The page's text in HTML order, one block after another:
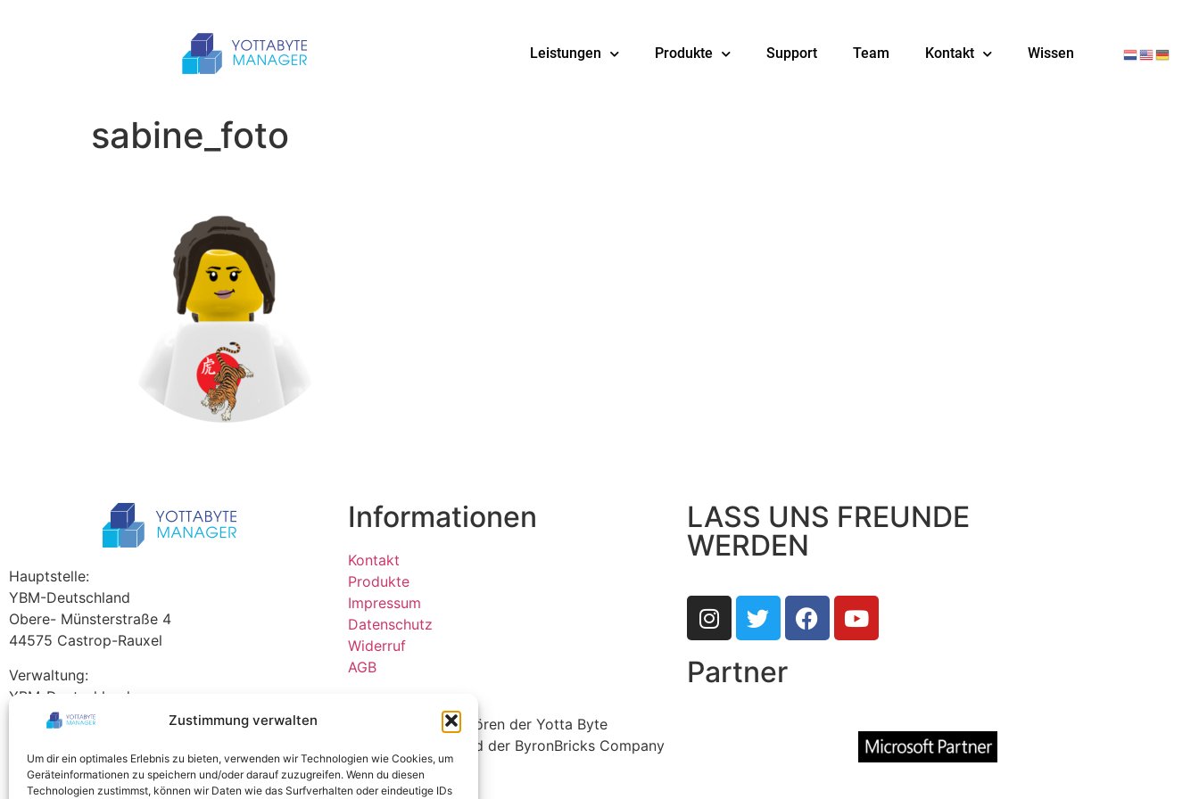
Zustimmung verwalten
Um dir ein optimales Erlebnis zu bieten, verwenden wir Technologien wie Cookies, um
Geräteinformationen zu speichern und/oder darauf zuzugreifen. Wenn du diesen
Technologien zustimmst, können wir Daten wie das Surfverhalten oder eindeutige IDs
Leistungen Produkte Support Team Kontakt Wissen
sabine_foto
Hauptstelle:
YBM-Deutschland
Obere- Münsterstraße 4
44575 Castrop-Rauxel
Verwaltung:
YBM-Deutschland
Westring 212
Tel +49 2305 76004000
info@ybm-deutschland.de
Informationen
Kontakt
Produkte
Impressum
Datenschutz
Widerruf
AGB
Alle Bildrechte gehören der Yotta Byte
Manager GmbH und der ByronBricks Company
LASS UNS FREUNDE
WERDEN
Partner